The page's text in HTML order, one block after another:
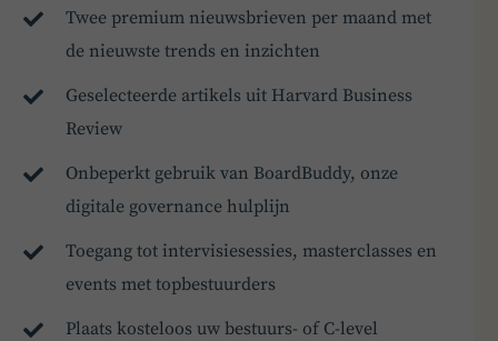
Twee premium nieuwsbrieven per maand met
de nieuwste trends en inzichten
Geselecteerde artikels uit Harvard Business
Review
Onbeperkt gebruik van BoardBuddy, onze
digitale governance hulplijn
Toegang tot intervisiesessies, masterclasses en
events met topbestuurders
Plaats kosteloos uw bestuurs- of C-level